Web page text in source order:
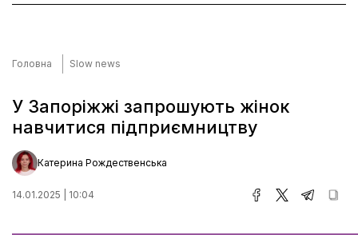
Головна Slow news
У Запоріжжі запрошують жінок
навчитися підприємництву
Катерина Рождественська
14.01.2025 | 10:04